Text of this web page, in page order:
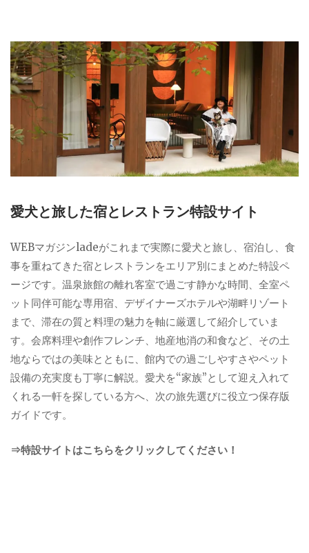
愛犬と旅した宿とレストラン特設サイト
WEBマガジンladeがこれまで実際に愛犬と旅し、宿泊し、食
事を重ねてきた宿とレストランをエリア別にまとめた特設ペ
ージです。温泉旅館の離れ客室で過ごす静かな時間、全室ペ
ット同伴可能な専用宿、デザイナーズホテルや湖畔リゾート
まで、滞在の質と料理の魅力を軸に厳選して紹介していま
す。会席料理や創作フレンチ、地産地消の和食など、その土
地ならではの美味とともに、館内での過ごしやすさやペット
設備の充実度も丁寧に解説。愛犬を“家族”として迎え入れて
くれる一軒を探している方へ、次の旅先選びに役立つ保存版
ガイドです。
⇒特設サイトはこちらをクリックしてください！